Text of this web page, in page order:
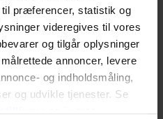
præferencer, statistik og
videregives til vores
og tilgår oplysninger
annoncer, levere
og indholdsmåling,
og udvikle tjenester. Se
ett praktiskt och
för både Mobilio och
på 3 cm och en